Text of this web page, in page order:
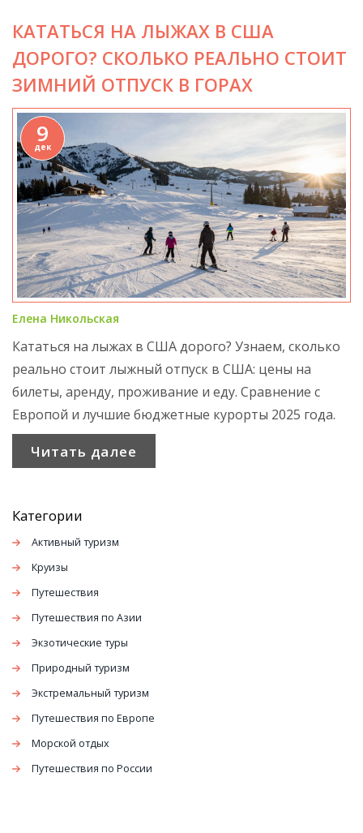
КАТАТЬСЯ НА ЛЫЖАХ В США
ДОРОГО? СКОЛЬКО РЕАЛЬНО СТОИТ
ЗИМНИЙ ОТПУСК В ГОРАХ
9
дек
Елена Никольская
Кататься на лыжах в США дорого? Узнаем, сколько
реально стоит лыжный отпуск в США: цены на
билеты, аренду, проживание и еду. Сравнение с
Европой и лучшие бюджетные курорты 2025 года.
Читать далее
Категории
Активный туризм
Круизы
Путешествия
Путешествия по Азии
Экзотические туры
Природный туризм
Экстремальный туризм
Путешествия по Европе
Морской отдых
Путешествия по России